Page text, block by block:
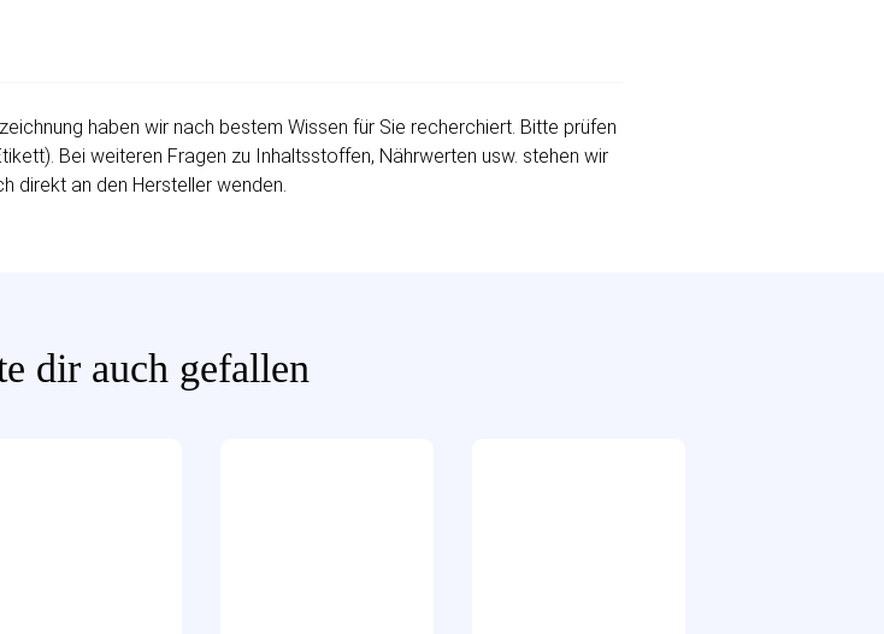
haben wir nach bestem Wissen für Sie recherchiert. Bitte prüfen
Bei weiteren Fragen zu Inhaltsstoffen, Nährwerten usw. stehen wir
direkt an den Hersteller wenden.
dir auch gefallen